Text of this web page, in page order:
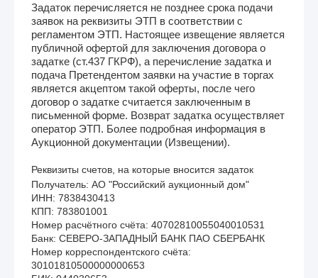
Задаток перечисляется не позднее срока подачи
заявок на реквизиты ЭТП в соответствии с
регламентом ЭТП. Настоящее извещение является
публичной офертой для заключения договора о
задатке (ст.437 ГКРФ), а перечисление задатка и
подача Претендентом заявки на участие в торгах
является акцептом такой оферты, после чего
договор о задатке считается заключенным в
письменной форме. Возврат задатка осуществляет
оператор ЭТП. Более подробная информация в
Аукционной документации (Извещении).
Реквизиты счетов, на которые вносится задаток
Получатель: АО "Российский аукционный дом"
ИНН: 7838430413
КПП: 783801001
Номер расчётного счёта: 40702810055040010531
Банк: СЕВЕРО-ЗАПАДНЫЙ БАНК ПАО СБЕРБАНК
Номер корреспондентского счёта:
30101810500000000653